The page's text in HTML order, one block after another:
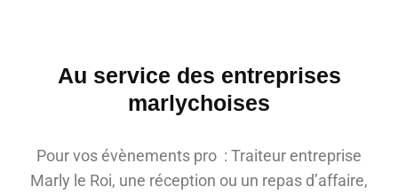
Au service des entreprises
marlychoises
Pour vos évènements pro : Traiteur entreprise
Marly le Roi, une réception ou un repas d’affaire,